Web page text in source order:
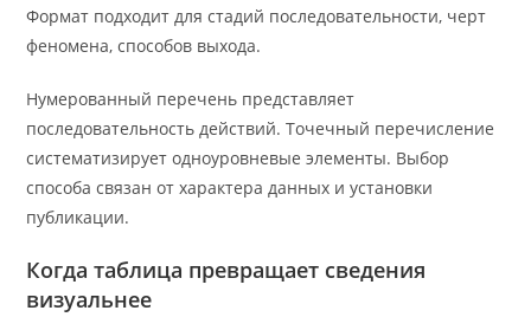
Формат подходит для стадий последовательности, черт
феномена, способов выхода.
Нумерованный перечень представляет
последовательность действий. Точечный перечисление
систематизирует одноуровневые элементы. Выбор
способа связан от характера данных и установки
публикации.
Когда таблица превращает сведения
визуальнее